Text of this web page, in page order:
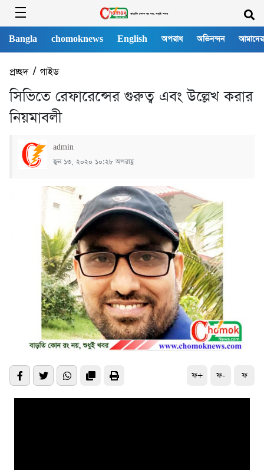
Bangla chomoknews English অপরাধ অভিনন্দন
প্রচ্ছদ/ গাইড
সিভিতে রেফারেন্সের গুরুত্ব এবং উল্লেখ করার
নিয়মাবলী
admin
জুন ১৩, ২০২০ ১০:২৮ অপরাহ্ণ
ফ+ ফ- ফ